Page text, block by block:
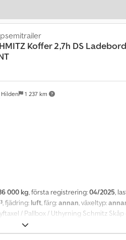
1 237 km
Koffer 2,7h DS
000 kg, första registrering:04/2025,
, fjädring: luft, färg:annan, växeltyp:
/ Pallbox / Uthyrning Schmitz
- SAF-axlar - Däck: 385/55R22.5
Yourtrucks Gruppen